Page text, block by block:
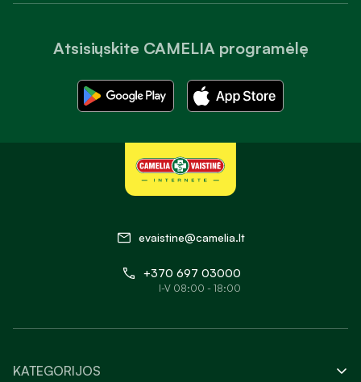
Atsisiųskite CAMELIA programėlę
evaistine@camelia.lt
+370 697 03000
I-V 08:00 - 18:00
KATEGORIJOS